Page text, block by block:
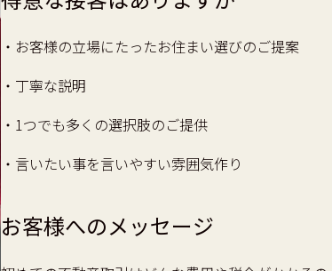
・お客様の立場にたったお住まい選びのご提案
・丁寧な説明
・1つでも多くの選択肢のご提供
・言いたい事を言いやすい雰囲気作り
お客様へのメッセージ